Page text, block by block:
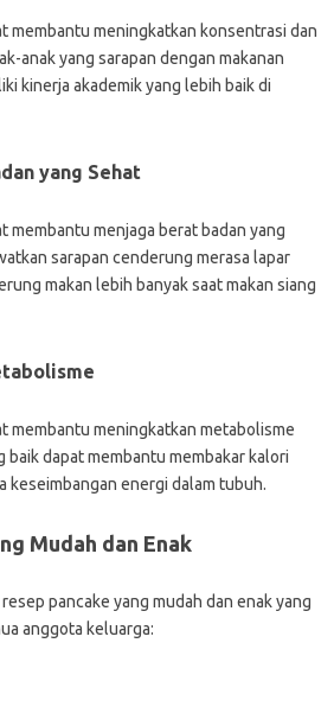
membantu meningkatkan konsentrasi dan
anak yang sarapan dengan makanan
kinerja akademik yang lebih baik di
yang Sehat
membantu menjaga berat badan yang
sarapan cenderung merasa lapar
makan lebih banyak saat makan siang
membantu meningkatkan metabolisme
dapat membantu membakar kalori
keseimbangan energi dalam tubuh.
Mudah dan Enak
pancake yang mudah dan enak yang
anggota keluarga: